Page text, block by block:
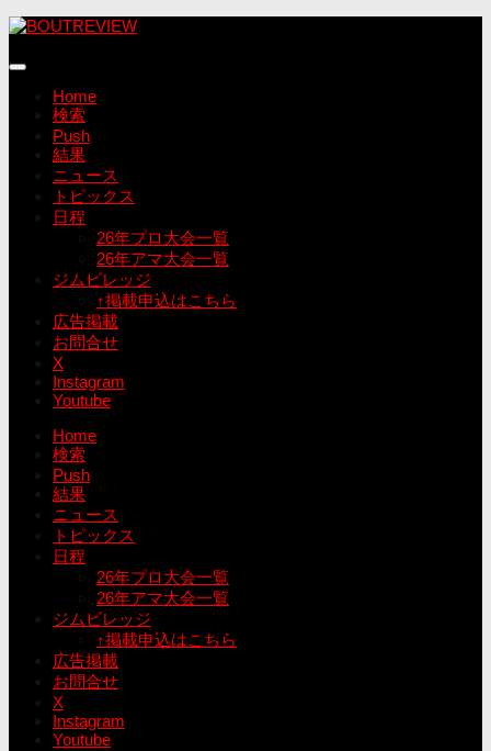
コ
テ
Home
検索
Push
結果
ニュース
トピックス
日程
26年プロ大会一覧
26年アマ大会一覧
ジムビレッジ
↑掲載申込はこちら
広告掲載
お問合せ
X
Instagram
Youtube
Home
検索
Push
結果
ニュース
トピックス
日程
26年プロ大会一覧
26年アマ大会一覧
ジムビレッジ
↑掲載申込はこちら
広告掲載
お問合せ
X
Instagram
Youtube